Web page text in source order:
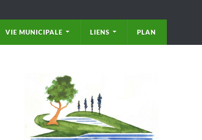
VIE MUNICIPALE LIENS PLAN